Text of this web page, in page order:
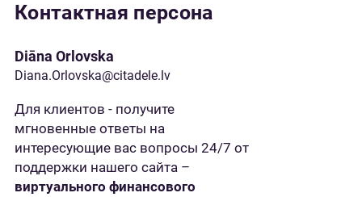
Контактная персона
Diāna Orlovska
Diana.Orlovska@citadele.lv
Для клиентов - получите
мгновенные ответы на
интересующие вас вопросы 24/7 от
поддержки нашего сайта –
виртуального финансового